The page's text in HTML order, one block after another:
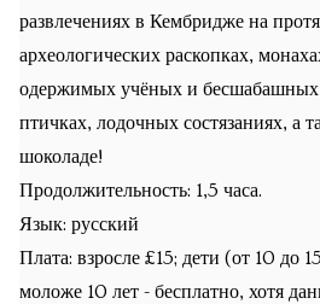
развлечениях в Кембридже на
археологических раскопках,
одержимых учёных и бесшабашных
птичках, лодочных состязаниях, а
шоколаде!
Продолжительность: 1,5 часа.
Язык: русский
Плата: взросле £15; дети (от 10 до
моложе 10 лет - бесплатно, хотя